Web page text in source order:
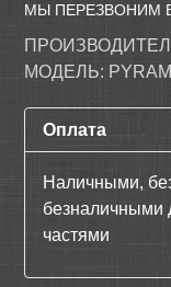
МЫ ПЕРЕЗВОНИМ
МОДЕЛЬ:
Оплата
Наличными,
безналичными
частями